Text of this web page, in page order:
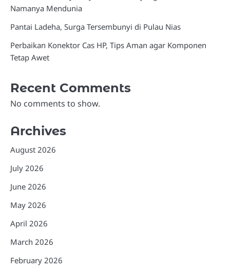
Namanya Mendunia
Pantai Ladeha, Surga Tersembunyi di Pulau Nias
Perbaikan Konektor Cas HP, Tips Aman agar Komponen
Tetap Awet
Recent Comments
No comments to show.
Archives
August 2026
July 2026
June 2026
May 2026
April 2026
March 2026
February 2026